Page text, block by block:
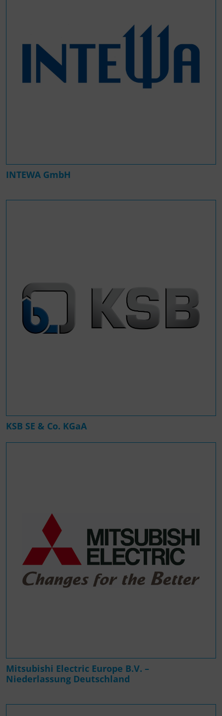
INTEWA GmbH
KSB SE & Co. KGaA
Mitsubishi Electric Europe B.V. –
Niederlassung Deutschland